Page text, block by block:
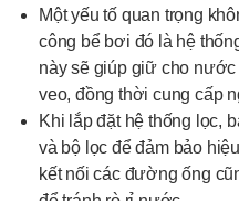
Một yếu tố quan trọng
công bể bơi đó là hệ
này sẽ giúp giữ cho nước
veo, đồng thời cung cấp
Khi lắp đặt hệ thống lọc,
và bộ lọc để đảm bảo
kết nối các đường ống